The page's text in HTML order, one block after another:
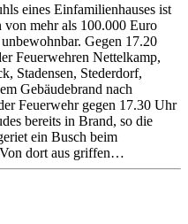
eines Einfamilienhauses ist
von mehr als 100.000 Euro
Gegen 17.20
Feuerwehren Nettelkamp,
Stadensen, Stederdorf,
Gebäudebrand nach
Feuerwehr gegen 17.30 Uhr
bereits in Brand, so die
ein Busch beim
dort aus griffen…